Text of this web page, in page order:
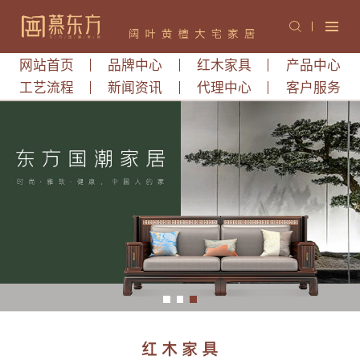
网站首页 品牌中心 红木家具
产品中心
工艺流程
新闻资讯 代理中心 客户服务